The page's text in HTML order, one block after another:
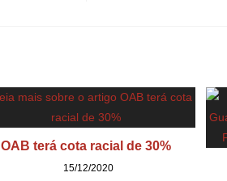
OAB terá cota racial de 30%
15/12/2020